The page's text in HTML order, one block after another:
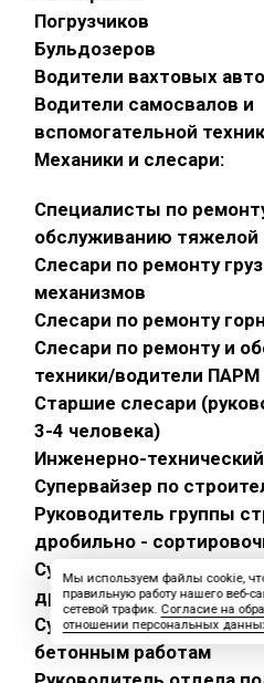
Погрузчиков
Бульдозеров
Водители вахтовых
Водители самосвалов и
вспомогательной
Механики и слесари:
Специалисты по
обслуживанию тяжелой
Слесари по ремонту
механизмов
Слесари по ремонту
Слесари по ремонту и
техники/водители ПАРМ
Старшие слесари
3-4 человека)
Инженерно-
Супервайзер по
Руководитель группы
дробильно -
Супервайзер по
дробильно -
Супервайзер по
бетонным работам
Мы используем файлы cookie,
правильную работу нашего веб-
сетевой трафик. Согласие на
отношении персональных